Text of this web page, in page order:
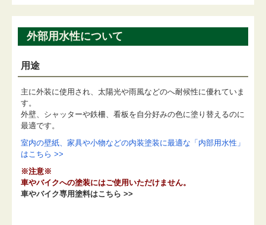
外部用水性について
用途
主に外装に使用され、太陽光や雨風などのへ耐候性に優れていま
す。
外壁、シャッターや鉄柵、看板を自分好みの色に塗り替えるのに
最適です。
室内の壁紙、家具や小物などの内装塗装に最適な「内部用水性」
はこちら >>
※注意※
車やバイクへの塗装にはご使用いただけません。
車やバイク専用塗料はこちら >>